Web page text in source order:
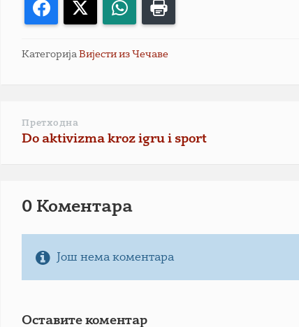
Facebook WhatsApp
КатегоријаВијести из Чечаве
Претходна
Do aktivizma kroz igru i sport
0 Коментарa
Још нема коментара
Оставите коментар